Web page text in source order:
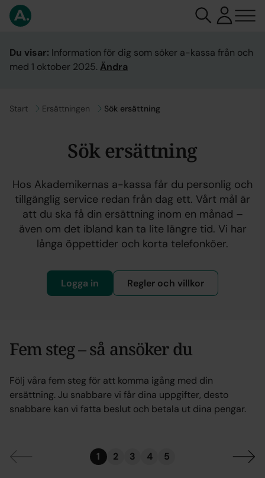
Du visar: Information för dig som söker a-kassa från och
med 1 oktober 2025. Ändra
Gå till
Start Gå till
Ersättningen Sök ersättning
Sök ersättning
Hos Akademikernas a-kassa får du personlig och
tillgänglig service redan från dag ett. Vårt mål är
att du ska få din ersättning inom en månad –
även om det ibland kan ta lite längre tid. Vi har
långa öppettider och korta telefonköer.
Logga in Regler och villkor
Fem steg – så ansöker du
Följ våra fem steg för att komma igång med din
ersättning. Ju snabbare vi får dina uppgifter, desto
snabbare kan vi fatta beslut och betala ut dina pengar.
1 2 3 4 5